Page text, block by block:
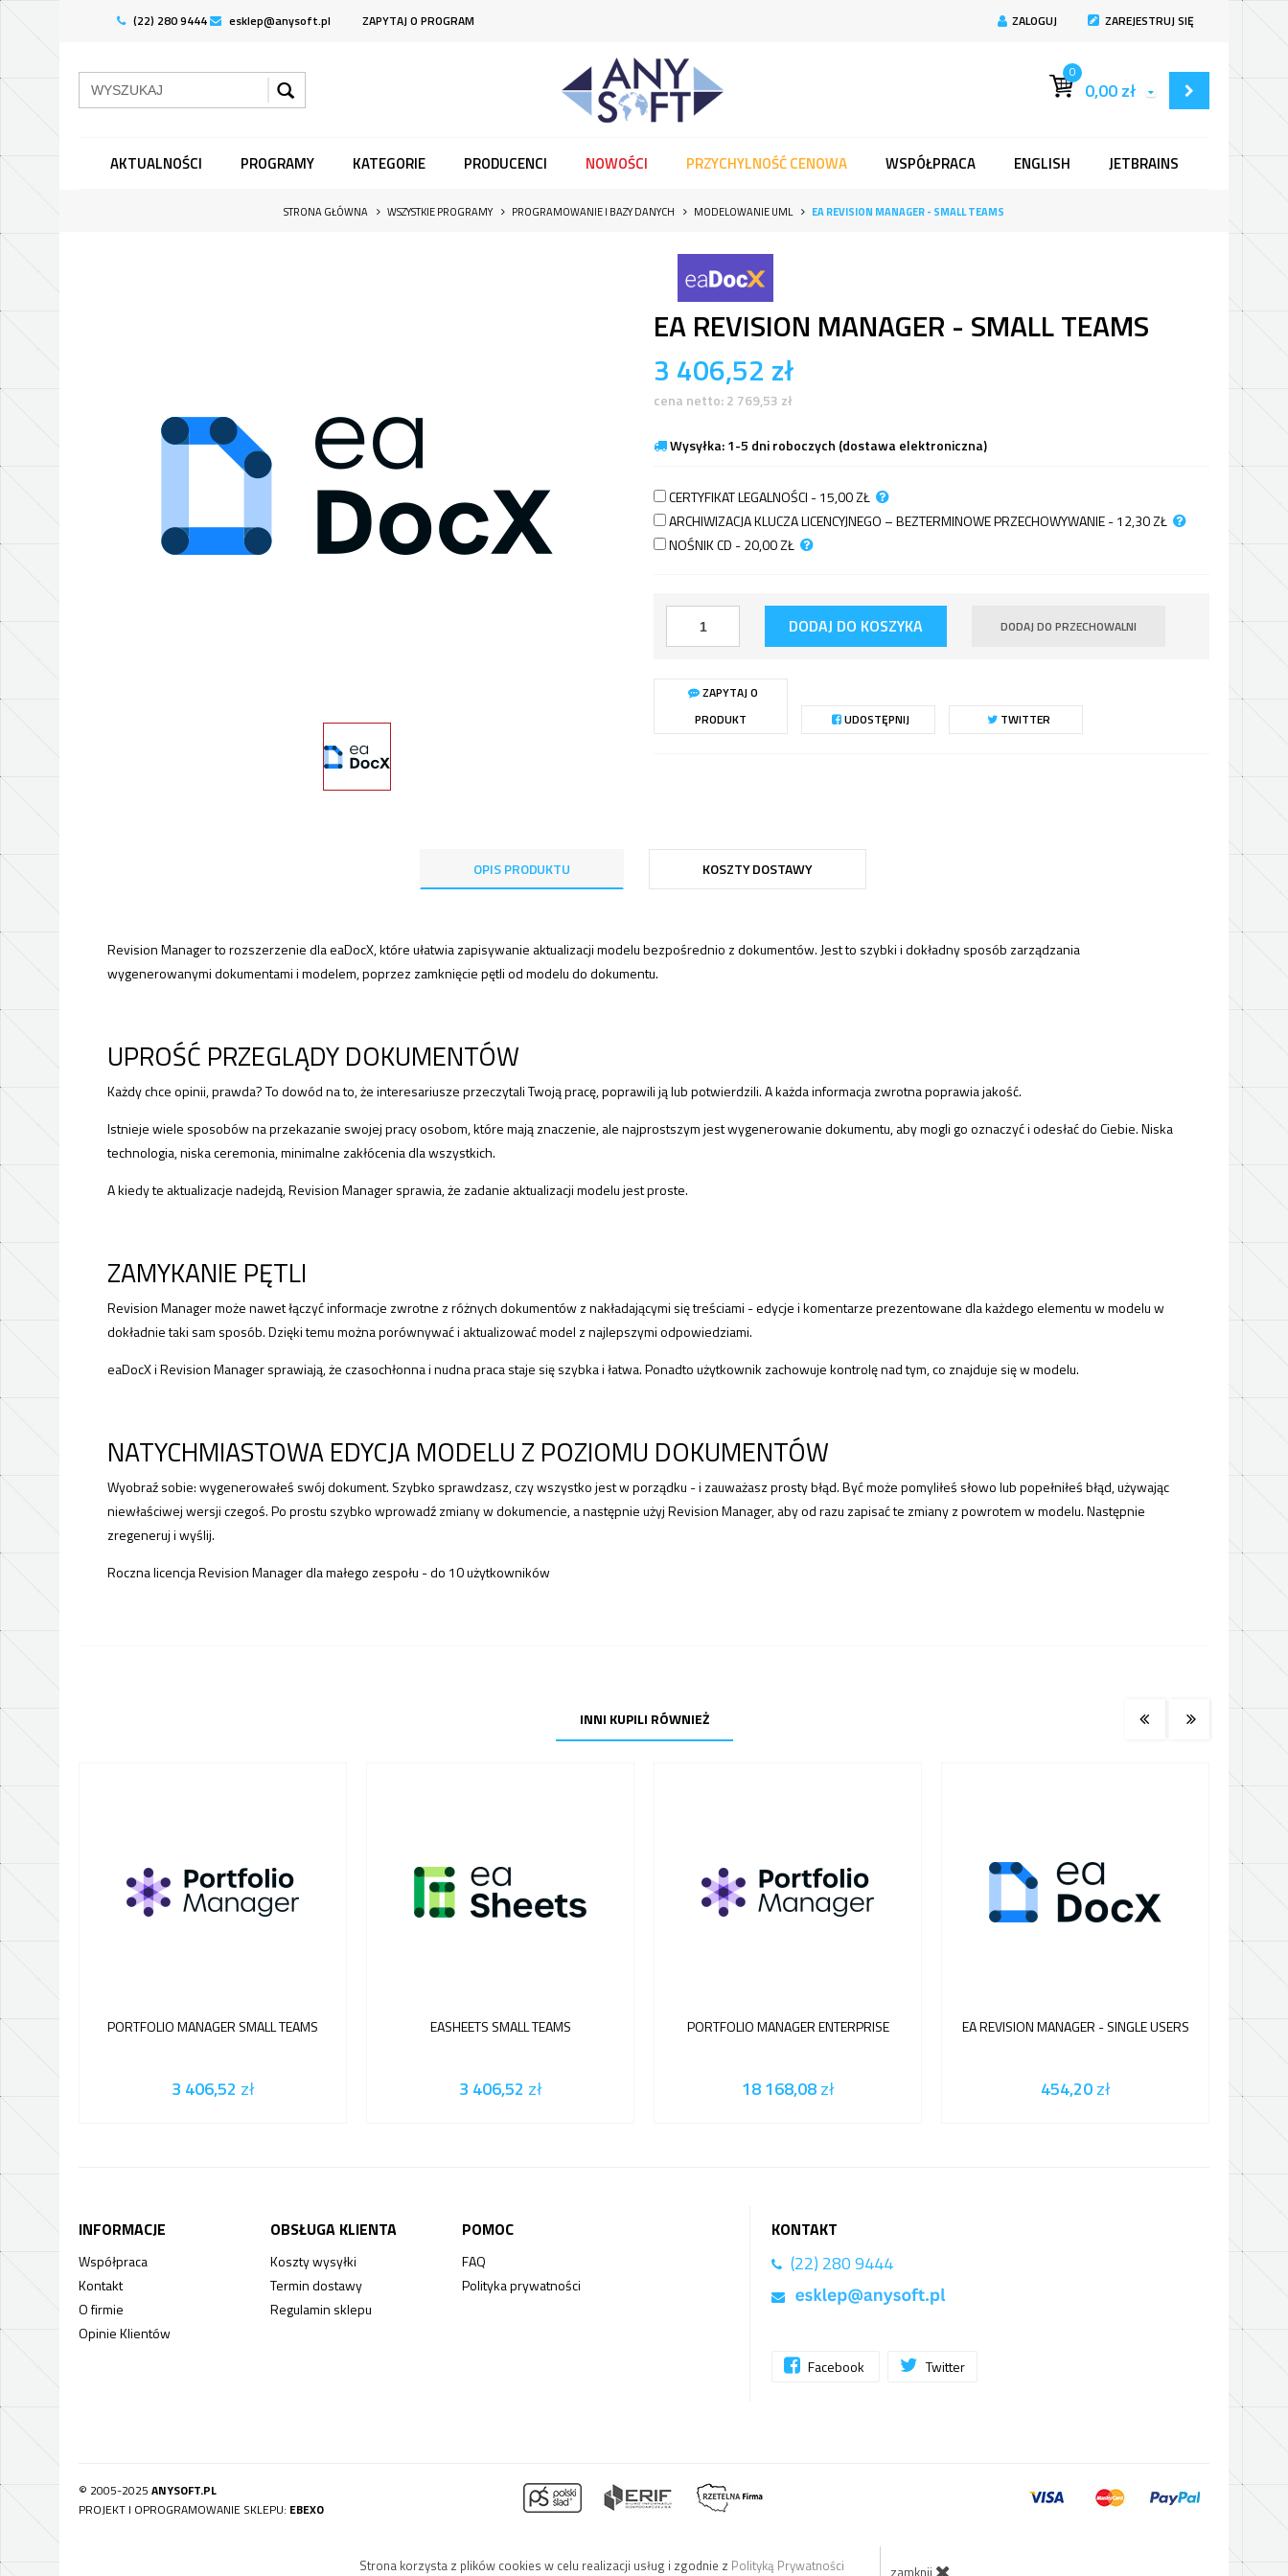
(22) 280 9444 esklep@anysoft.pl ZAPYTAJ O PROGRAM ZALOGUJ ZAREJESTRUJ SIĘ
0
0,00zł
AKTUALNOŚCI PROGRAMY KATEGORIE PRODUCENCI NOWOŚCI PRZYCHYLNOŚĆ CENOWA WSPÓŁPRACA ENGLISH JETBRAINS
STRONA GŁÓWNA WSZYSTKIE PROGRAMY PROGRAMOWANIE I BAZY DANYCH MODELOWANIE UML EA REVISION MANAGER - SMALL TEAMS
EA REVISION MANAGER - SMALL TEAMS
3 406,52 zł
cena netto:2 769,53 zł
Wysyłka: 1-5 dni roboczych (dostawa elektroniczna)
CERTYFIKAT LEGALNOŚCI - 15,00ZŁ
ARCHIWIZACJA KLUCZA LICENCYJNEGO – BEZTERMINOWE PRZECHOWYWANIE - 12,30ZŁ
NOŚNIK CD - 20,00ZŁ
DODAJ DO KOSZYKA DODAJ DO PRZECHOWALNI
ZAPYTAJ O
PRODUKT
UDOSTĘPNIJ TWITTER
OPIS PRODUKTU KOSZTY DOSTAWY
Revision Manager to rozszerzenie dla eaDocX, które ułatwia zapisywanie aktualizacji modelu bezpośrednio z dokumentów. Jest to szybki i dokładny sposób zarządzania
wygenerowanymi dokumentami i modelem, poprzez zamknięcie pętli od modelu do dokumentu.
UPROŚĆ PRZEGLĄDY DOKUMENTÓW
Każdy chce opinii, prawda? To dowód na to, że interesariusze przeczytali Twoją pracę, poprawili ją lub potwierdzili. A każda informacja zwrotna poprawia jakość.
Istnieje wiele sposobów na przekazanie swojej pracy osobom, które mają znaczenie, ale najprostszym jest wygenerowanie dokumentu, aby mogli go oznaczyć i odesłać do Ciebie. Niska
technologia, niska ceremonia, minimalne zakłócenia dla wszystkich.
A kiedy te aktualizacje nadejdą, Revision Manager sprawia, że zadanie aktualizacji modelu jest proste.
ZAMYKANIE PĘTLI
Revision Manager może nawet łączyć informacje zwrotne z różnych dokumentów z nakładającymi się treściami - edycje i komentarze prezentowane dla każdego elementu w modelu w
dokładnie taki sam sposób. Dzięki temu można porównywać i aktualizować model z najlepszymi odpowiedziami.
eaDocX i Revision Manager sprawiają, że czasochłonna i nudna praca staje się szybka i łatwa. Ponadto użytkownik zachowuje kontrolę nad tym, co znajduje się w modelu.
NATYCHMIASTOWA EDYCJA MODELU Z POZIOMU DOKUMENTÓW
Wyobraź sobie: wygenerowałeś swój dokument. Szybko sprawdzasz, czy wszystko jest w porządku - i zauważasz prosty błąd. Być może pomyliłeś słowo lub popełniłeś błąd, używając
niewłaściwej wersji czegoś. Po prostu szybko wprowadź zmiany w dokumencie, a następnie użyj Revision Manager, aby od razu zapisać te zmiany z powrotem w modelu. Następnie
zregeneruj i wyślij.
Roczna licencja Revision Manager dla małego zespołu - do 10 użytkowników
INNI KUPILI RÓWNIEŻ
PORTFOLIO MANAGER SMALL TEAMS
3 406,52 zł
EASHEETS SMALL TEAMS
3 406,52 zł
PORTFOLIO MANAGER ENTERPRISE
18 168,08zł
EA REVISION MANAGER - SINGLE USERS
454,20zł
INFORMACJE
Współpraca
Kontakt
O firmie
Opinie Klientów
OBSŁUGA KLIENTA
Koszty wysyłki
Termin dostawy
Regulamin sklepu
POMOC
FAQ
Polityka prywatności
KONTAKT
(22) 280 9444
Facebook Twitter
© 2005-2025 ANYSOFT.PL
PROJEKT I OPROGRAMOWANIE SKLEPU: EBEXO
Strona korzysta z plików cookies w celu realizacji usług i zgodnie z Polityką Prywatności
zamknij